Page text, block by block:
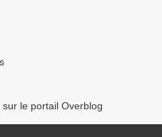
le portail Overblog